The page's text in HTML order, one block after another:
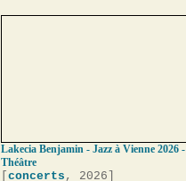
Lakecia Benjamin - Jazz à Vienne 2026 -
Théâtre
concerts , 2026]